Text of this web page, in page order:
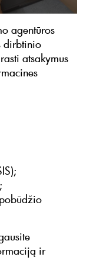
agentūros
dirbtinio
atsakymus
ir